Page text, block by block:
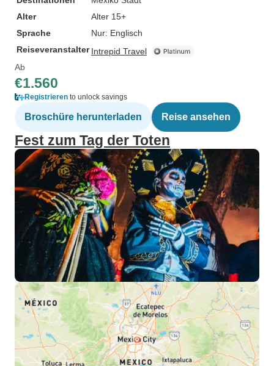
Alter
Alter 15+
Sprache
Nur: Englisch
Reiseveranstalter Intrepid Travel
Ab
€1.560
Registrieren to unlock savings
Broschüre herunterladen Reise ansehen
Fest zum Tag der Toten